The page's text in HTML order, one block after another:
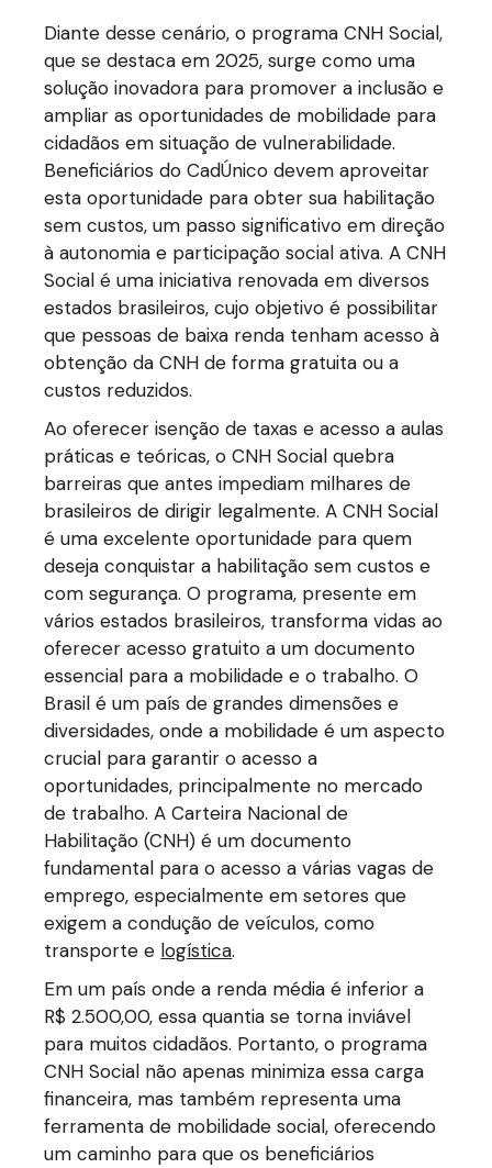
Diante desse cenário, o programa CNH Social,
que se destaca em 2025, surge como uma
solução inovadora para promover a inclusão e
ampliar as oportunidades de mobilidade para
cidadãos em situação de vulnerabilidade.
Beneficiários do CadÚnico devem aproveitar
esta oportunidade para obter sua habilitação
sem custos, um passo significativo em direção
à autonomia e participação social ativa. A CNH
Social é uma iniciativa renovada em diversos
estados brasileiros, cujo objetivo é possibilitar
que pessoas de baixa renda tenham acesso à
obtenção da CNH de forma gratuita ou a
custos reduzidos.
Ao oferecer isenção de taxas e acesso a aulas
práticas e teóricas, o CNH Social quebra
barreiras que antes impediam milhares de
brasileiros de dirigir legalmente. A CNH Social
é uma excelente oportunidade para quem
deseja conquistar a habilitação sem custos e
com segurança. O programa, presente em
vários estados brasileiros, transforma vidas ao
oferecer acesso gratuito a um documento
essencial para a mobilidade e o trabalho. O
Brasil é um país de grandes dimensões e
diversidades, onde a mobilidade é um aspecto
crucial para garantir o acesso a
oportunidades, principalmente no mercado
de trabalho. A Carteira Nacional de
Habilitação (CNH) é um documento
fundamental para o acesso a várias vagas de
emprego, especialmente em setores que
exigem a condução de veículos, como
transporte e logística.
Em um país onde a renda média é inferior a
R$ 2.500,00, essa quantia se torna inviável
para muitos cidadãos. Portanto, o programa
CNH Social não apenas minimiza essa carga
financeira, mas também representa uma
ferramenta de mobilidade social, oferecendo
um caminho para que os beneficiários